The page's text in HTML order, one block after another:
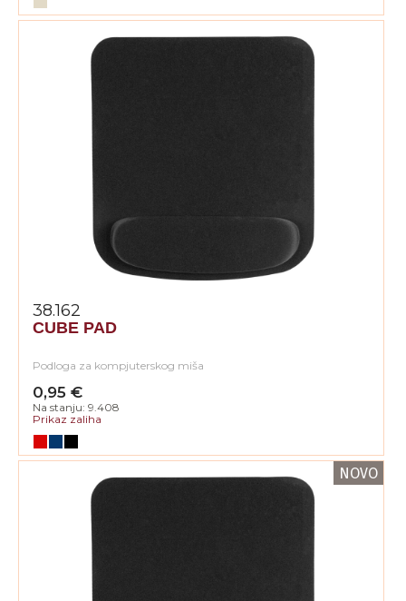
38.162
CUBE PAD
Podloga za kompjuterskog miša
0,95 €
Na stanju: 9.408
Prikaz zaliha
NOVO